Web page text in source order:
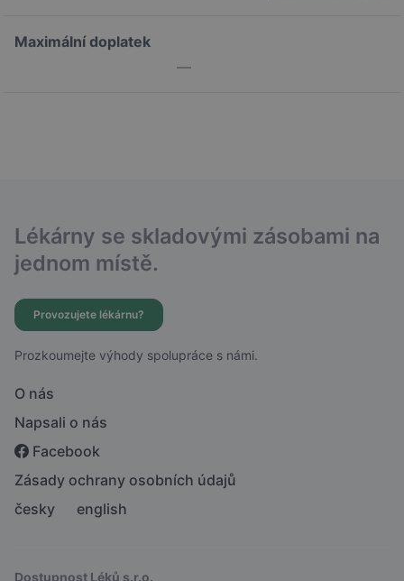
Maximální doplatek
—
Lékárny se skladovými zásobami na
jednom místě.
Provozujete lékárnu?
Prozkoumejte výhody spolupráce s námi.
O nás
Napsali o nás
Facebook
Zásady ochrany osobních údajů
česky
english
Dostupnost Léků s.r.o.